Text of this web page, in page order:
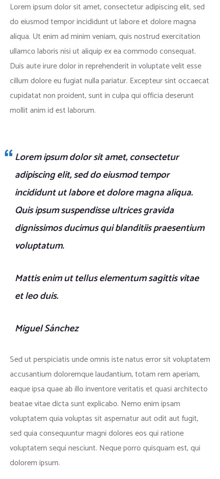
Lorem ipsum dolor sit amet, consectetur adipiscing elit, sed
do eiusmod tempor incididunt ut labore et dolore magna
aliqua. Ut enim ad minim veniam, quis nostrud exercitation
ullamco laboris nisi ut aliquip ex ea commodo consequat.
Duis aute irure dolor in reprehenderit in voluptate velit esse
cillum dolore eu fugiat nulla pariatur. Excepteur sint occaecat
cupidatat non proident, sunt in culpa qui officia deserunt
mollit anim id est laborum.
Lorem ipsum dolor sit amet, consectetur
adipiscing elit, sed do eiusmod tempor
incididunt ut labore et dolore magna aliqua.
Quis ipsum suspendisse ultrices gravida
dignissimos ducimus qui blanditiis praesentium
voluptatum.
Mattis enim ut tellus elementum sagittis vitae
et leo duis.
Miguel Sánchez
Sed ut perspiciatis unde omnis iste natus error sit voluptatem
accusantium doloremque laudantium, totam rem aperiam,
eaque ipsa quae ab illo inventore veritatis et quasi architecto
beatae vitae dicta sunt explicabo. Nemo enim ipsam
voluptatem quia voluptas sit aspernatur aut odit aut fugit,
sed quia consequuntur magni dolores eos qui ratione
voluptatem sequi nesciunt. Neque porro quisquam est, qui
dolorem ipsum.